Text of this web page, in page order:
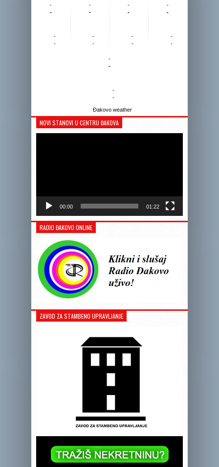
-
-
-
-
-
-
-
-
-
-
-
-
-
-
-
-
-
-
-
-
Đakovo weather
NOVI STANOVI U CENTRU ĐAKOVA
00:00 01:22
RADIO ĐAKOVO ONLINE
ZAVOD ZA STAMBENO UPRAVLJANJE